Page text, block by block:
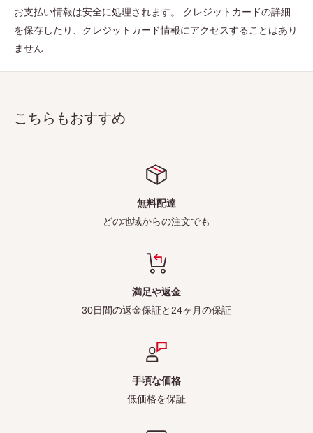
お支払い情報は安全に処理されます。 クレジットカードの詳細
を保存したり、クレジットカード情報にアクセスすることはあり
ません
こちらもおすすめ
無料配達
どの地域からの注文でも
満足や返金
30日間の返金保証と24ヶ月の保証
手頃な価格
低価格を保証